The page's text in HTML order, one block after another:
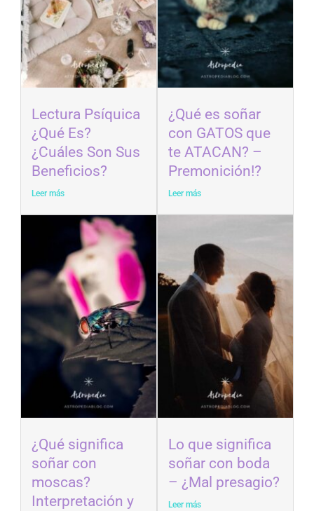
Lectura Psíquica
¿Qué Es?
¿Cuáles Son Sus
Beneficios?
Leer más
¿Qué es soñar
con GATOS que
te ATACAN? –
Premonición!?
Leer más
¿Qué significa
soñar con
moscas?
Interpretación y
Lo que significa
soñar con boda
– ¿Mal presagio?
Leer más